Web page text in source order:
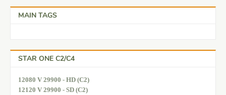
MAIN TAGS
STAR ONE C2/C4
12080 V 29900 - HD (C2)
12120 V 29900 - SD (C2)